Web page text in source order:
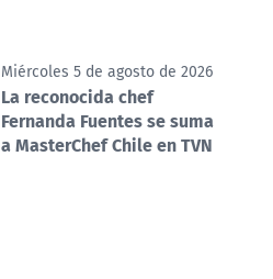
Miércoles 5 de agosto de 2026
La reconocida chef
Fernanda Fuentes se suma
a MasterChef Chile en TVN